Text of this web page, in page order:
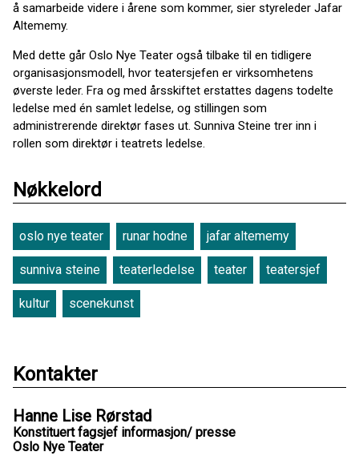
å samarbeide videre i årene som kommer, sier styreleder Jafar
Altememy.
Med dette går Oslo Nye Teater også tilbake til en tidligere
organisasjonsmodell, hvor teatersjefen er virksomhetens
øverste leder. Fra og med årsskiftet erstattes dagens todelte
ledelse med én samlet ledelse, og stillingen som
administrerende direktør fases ut. Sunniva Steine trer inn i
rollen som direktør i teatrets ledelse.
Nøkkelord
oslo nye teater runar hodne jafar altememy
sunniva steine teaterledelse teater teatersjef
kultur scenekunst
Kontakter
Hanne Lise Rørstad
Konstituert fagsjef informasjon/ presse
Oslo Nye Teater